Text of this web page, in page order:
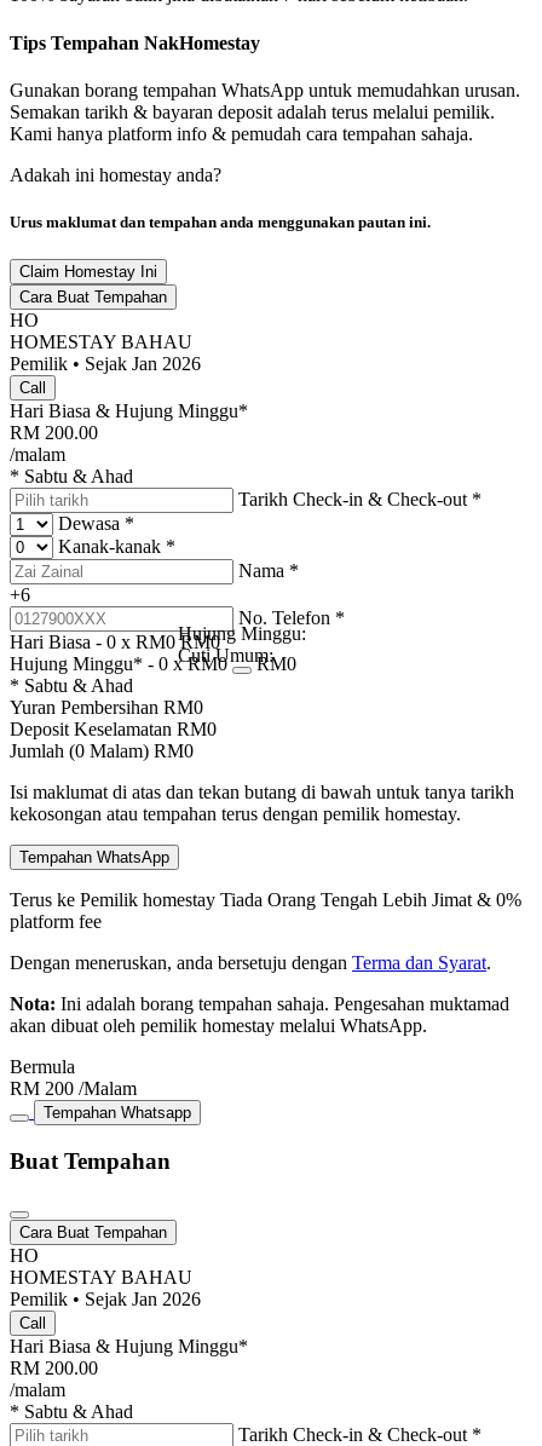
Tips Tempahan NakHomestay
Gunakan borang tempahan WhatsApp untuk memudahkan urusan.
Semakan tarikh & bayaran deposit adalah terus melalui pemilik.
Kami hanya platform info & pemudah cara tempahan sahaja.
Adakah ini homestay anda?
Urus maklumat dan tempahan anda menggunakan pautan ini.
Claim Homestay Ini
Cara Buat Tempahan
HO
HOMESTAY BAHAU
Pemilik • Sejak Jan 2026
Call
Hari Biasa & Hujung Minggu*
RM 200.00
/malam
* Sabtu & Ahad
Tarikh Check-in & Check-out *
Dewasa *
Kanak-kanak *
Nama *
+6
No. Telefon *
Hari Biasa - 0 x RM0 RM0
Hujung Minggu* - 0 x RM0
Hujung Minggu:
Cuti Umum:RM0
* Sabtu & Ahad
Yuran Pembersihan RM0
Deposit Keselamatan RM0
Jumlah (0 Malam) RM0
Isi maklumat di atas dan tekan butang di bawah untuk tanya tarikh
kekosongan atau tempahan terus dengan pemilik homestay.
Tempahan WhatsApp
Terus ke Pemilik homestay Tiada Orang Tengah Lebih Jimat & 0%
platform fee
Dengan meneruskan, anda bersetuju dengan Terma dan Syarat.
Nota: Ini adalah borang tempahan sahaja. Pengesahan muktamad
akan dibuat oleh pemilik homestay melalui WhatsApp.
Bermula
RM 200 /Malam
Tempahan Whatsapp
Buat Tempahan
Cara Buat Tempahan
HO
HOMESTAY BAHAU
Pemilik • Sejak Jan 2026
Call
Hari Biasa & Hujung Minggu*
RM 200.00
/malam
* Sabtu & Ahad
Tarikh Check-in & Check-out *